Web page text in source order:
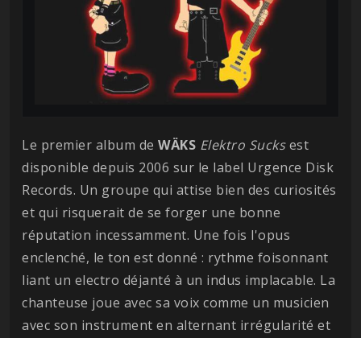
Le premier album de WÄKS Elektro Sucksest
disponible depuis 2006 sur le label Urgence Disk
Records. Un groupe qui attise bien des curiosités
et qui risquerait de se forger une bonne
réputation incessamment. Une fois l'opus
enclenché, le ton est donné : rythme foisonnant
liant un electro déjanté à un indus implacable. La
chanteuse joue avec sa voix comme un musicien
avec son instrument en alternant irrégularité et